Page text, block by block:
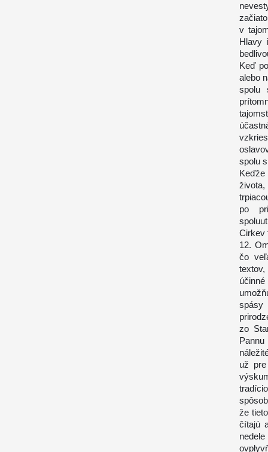
v
Hlavy
Keď
alebo
spolu
spolu
po
Cirkev
12.
čo
textov,
spásy
zo
už
že
čítajú